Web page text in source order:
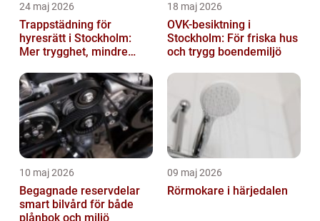
24 maj 2026
Trappstädning för
hyresrätt i Stockholm:
Mer trygghet, mindre
18 maj 2026
OVK-besiktning i
Stockholm: För friska hus
och trygg boendemiljö
10 maj 2026
Begagnade reservdelar
smart bilvård för både
plånbok och miljö
09 maj 2026
Rörmokare i härjedalen